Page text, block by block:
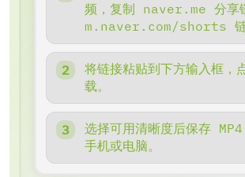
频，复制 naver.me 分享
m.naver.com/shorts 链
将链接粘贴到下方输入框，
载。
选择可用清晰度后保存
手机或电脑。